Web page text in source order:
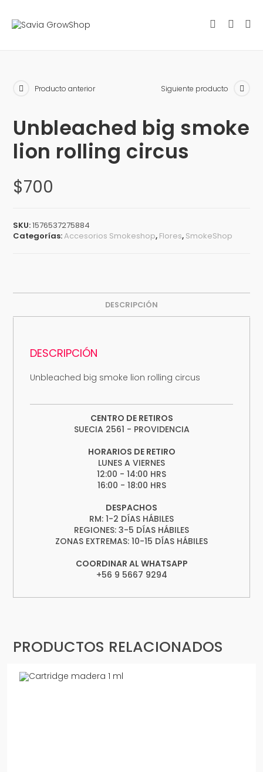
Producto anterior Siguiente producto
Unbleached big smoke
lion rolling circus
$700
SKU:1576537275884
Categorías:Accesorios Smokeshop, Flores, SmokeShop
DESCRIPCIÓN
DESCRIPCIÓN
Unbleached big smoke lion rolling circus
CENTRO DE RETIROS
SUECIA 2561 - PROVIDENCIA
HORARIOS DE RETIRO
LUNES A VIERNES
12:00 - 14:00 HRS
16:00 - 18:00 HRS
DESPACHOS
RM: 1-2 DÍAS HÁBILES
REGIONES: 3-5 DÍAS HÁBILES
ZONAS EXTREMAS: 10-15 DÍAS HÁBILES
COORDINAR AL WHATSAPP
+56 9 5667 9294
PRODUCTOS RELACIONADOS